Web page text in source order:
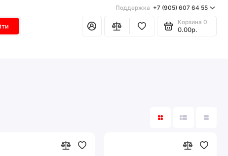
Поддержка +7 (905) 607 64 55
Корзина 0
0.00р.